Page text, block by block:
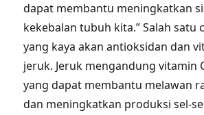
dapat membantu meningkatkan
kekebalan tubuh kita.” Salah satu
yang kaya akan antioksidan dan
jeruk. Jeruk mengandung vitamin
yang dapat membantu melawan
dan meningkatkan produksi sel-